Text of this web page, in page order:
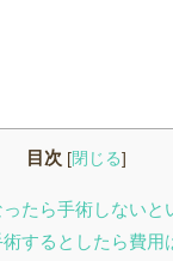
目次 [閉じる]
たら手術しないと
するとしたら費用